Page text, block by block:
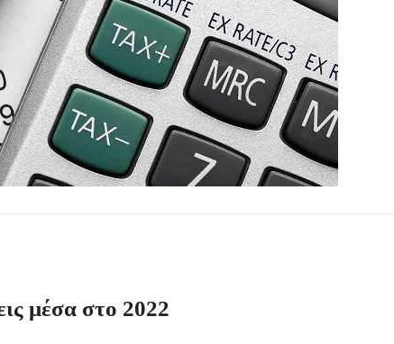
στην εβδομάδα
– Στους 43.000 οι συνολικοί ωφελούμενοι
των ιερών ακολουθιών
στον Πύργο
μέσα στο 2022